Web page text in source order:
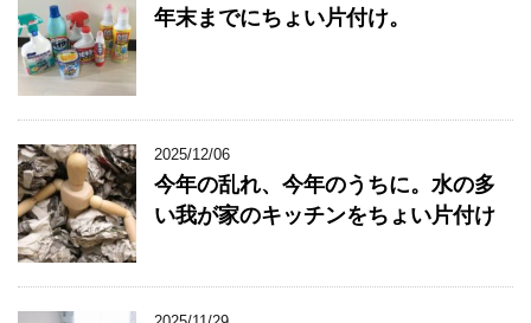
年末までにちょい片付け。
2025/12/06
今年の乱れ、今年のうちに。水の多
い我が家のキッチンをちょい片付け